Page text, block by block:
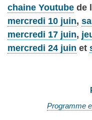
chaine Youtube de
mercredi 10 juin,
mercredi 17 juin,
mercredi 24 juin et
Programme